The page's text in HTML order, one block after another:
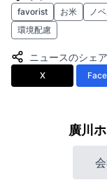
favorist お米 ノ
環境配慮
ニュースのシェア
X
廣川